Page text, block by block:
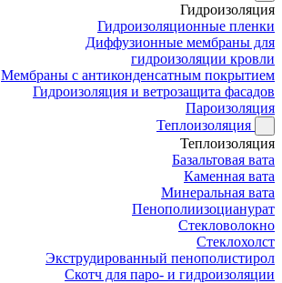
Гидроизоляция
Гидроизоляционные пленки
Диффузионные мембраны для
гидроизоляции кровли
Мембраны с антиконденсатным покрытием
Гидроизоляция и ветрозащита фасадов
Пароизоляция
Теплоизоляция
Теплоизоляция
Базальтовая вата
Каменная вата
Минеральная вата
Пенополиизоцианурат
Стекловолокно
Стеклохолст
Экструдированный пенополистирол
Скотч для паро- и гидроизоляции